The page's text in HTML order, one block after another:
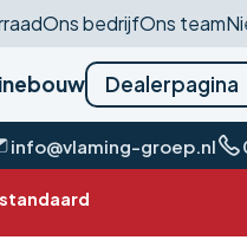
Ons bedrijfOns team
Dealerpagina
info@vlaming-groep.nl